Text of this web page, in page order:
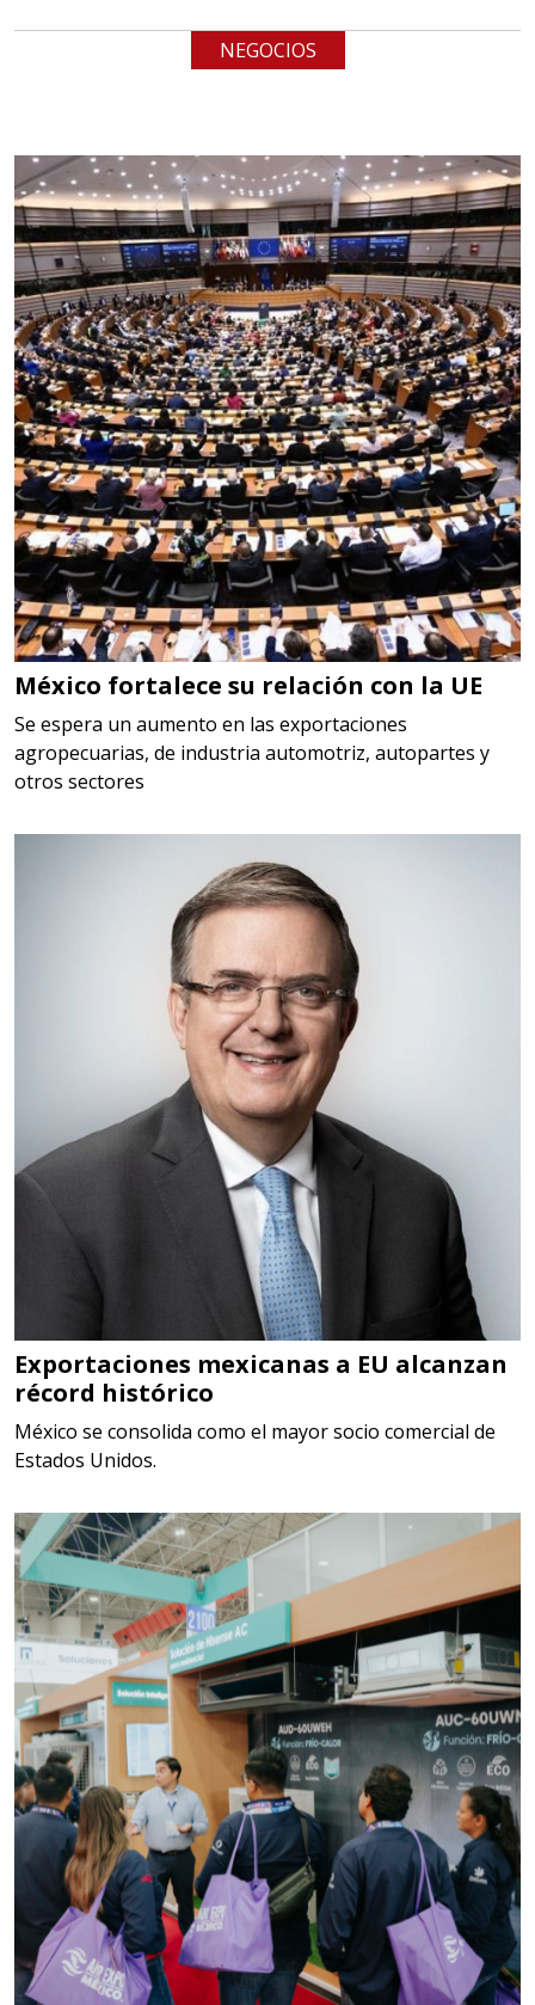
cualquiera
Empresa en Jalisco
Requiere:
LOGÍSTICA DE CARGA LLAVE
EN MANO
Especificaciones:
cualquiera
Aplicar al Requerimiento
Empresa en Jalisco
Requiere:
LOGÍSTICA
Especificaciones:
cualquiera
Aplicar al Requerimiento
Empresa en Querétaro
Requiere:
HERRAMIENTAS DE CORTE
Especificaciones:
HSS, CON RECUBRIMIENTO,
CARBURO, RIMAS, ENDMILLS,
BROCAS, LIMAS, ETC
Aplicar al Requerimiento
Empresa en Querétaro
HERRAMIENTAS DE TORQUE
TORQUE CONTROLADO,
MECANICOS, ELECTRONICOS,
DIGITALES, MULTIPLICADORES,
PARA PUNTAS,
Aplicar al Requerimiento
Empresa en Estado de México
Requiere:
SCRAP
Especificaciones:
Somos Proveedores de GESTION
DE RESIDUOS Y DESTRUCCION
FISCAL
Aplicar al Requerimiento
Empresa en Jalisco
Requiere:
MATERIALES PARA SELLOS DE
NEGOCIOS
México fortalece su relación con la UE
Se espera un aumento en las exportaciones
agropecuarias, de industria automotriz, autopartes y
otros sectores
Exportaciones mexicanas a EU alcanzan
récord histórico
México se consolida como el mayor socio comercial de
Estados Unidos.